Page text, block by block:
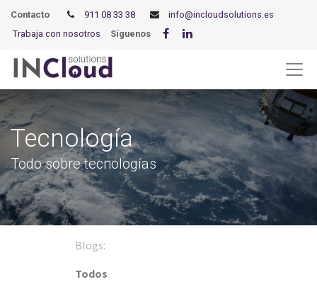
Contacto 911 08 33 38
info@incloudsolutions.es
Trabaja con nosotros
Síguenos
Tecnología
Todo sobre tecnologías
Blogs:
Todos